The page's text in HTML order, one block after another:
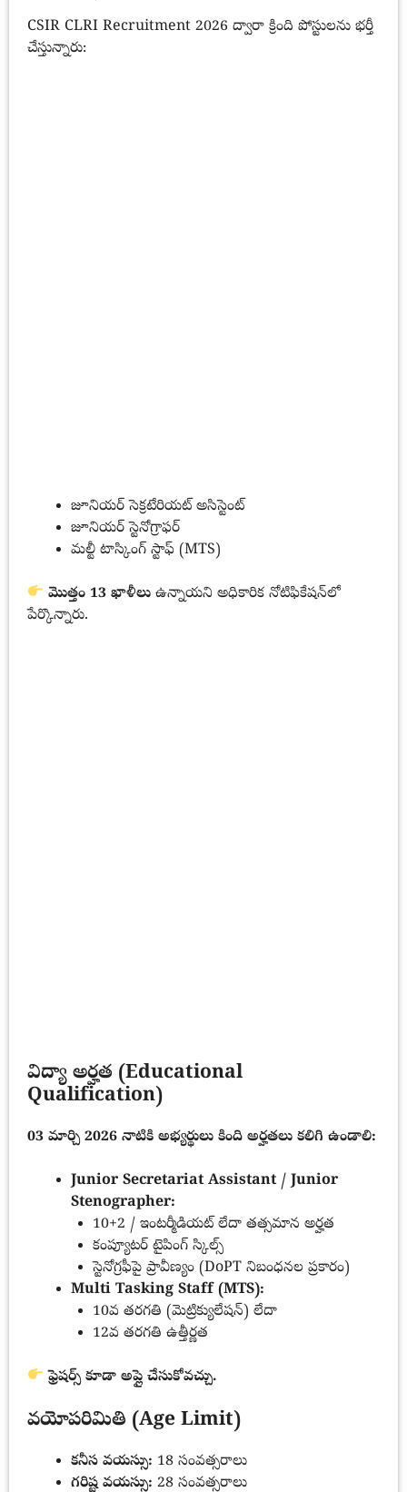
CSIR CLRI Recruitment 2026 ద్వారా క్రింది పోస్టులను భర్తీ
చేస్తున్నారు:
జూనియర్ సెక్రటేరియట్ అసిస్టెంట్
జూనియర్ స్టెనోగ్రాఫర్
మల్టీ టాస్కింగ్ స్టాఫ్ (MTS)
మొత్తం 13 ఖాళీలు ఉన్నాయని అధికారిక నోటిఫికేషన్‌లో
పేర్కొన్నారు.
విద్యా అర్హత (Educational
Qualification)
03 మార్చి 2026 నాటికి అభ్యర్థులు కింది అర్హతలు కలిగి ఉండాలి:
Junior Secretariat Assistant / Junior
Stenographer:
10+2 / ఇంటర్మీడియట్ లేదా తత్సమాన అర్హత
కంప్యూటర్ టైపింగ్ స్కిల్స్
స్టెనోగ్రఫీపై ప్రావీణ్యం (DoPT నిబంధనల ప్రకారం)
Multi Tasking Staff (MTS):
10వ తరగతి (మెట్రిక్యులేషన్) లేదా
12వ తరగతి ఉత్తీర్ణత
ఫ్రెషర్స్ కూడా అప్లై చేసుకోవచ్చు.
వయోపరిమితి (Age Limit)
కనీస వయస్సు: 18 సంవత్సరాలు
గరిష్ట వయస్సు: 28 సంవత్సరాలు